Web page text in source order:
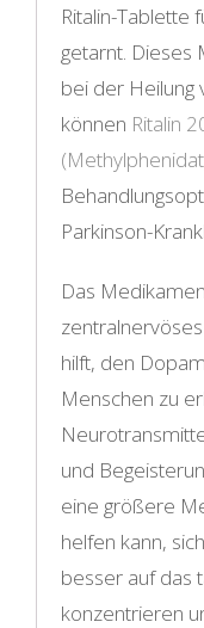
Ritalin-Tablette
getarnt. Dieses
bei der Heilung
können Ritalin
Parkinson-
Das
hilft, den
Menschen zu
und
eine größere
helfen kann,
besser auf das
konzentrieren